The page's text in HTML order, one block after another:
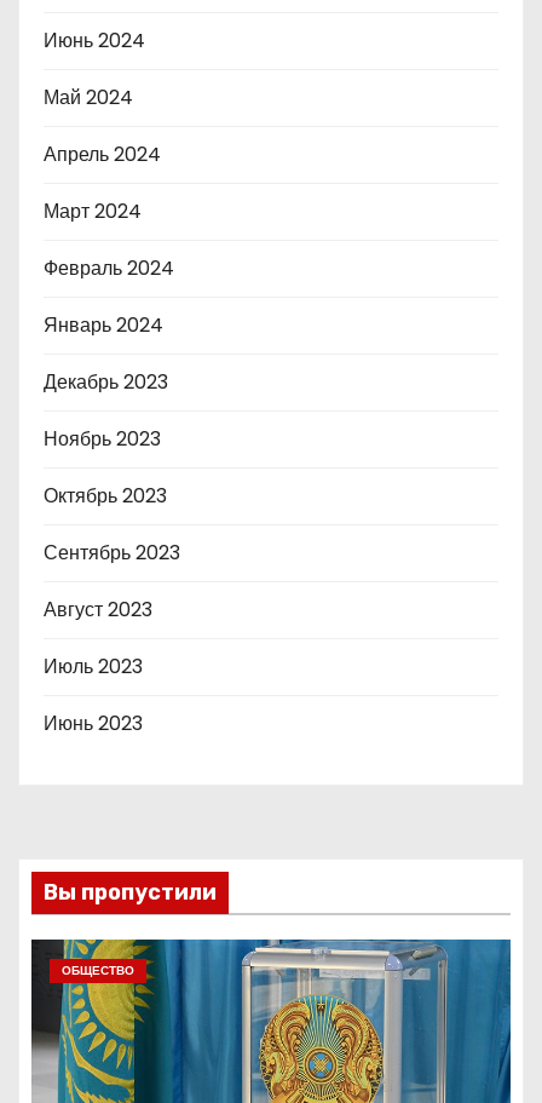
Июнь 2024
Май 2024
Апрель 2024
Март 2024
Февраль 2024
Январь 2024
Декабрь 2023
Ноябрь 2023
Октябрь 2023
Сентябрь 2023
Август 2023
Июль 2023
Июнь 2023
Вы пропустили
ОБЩЕСТВО